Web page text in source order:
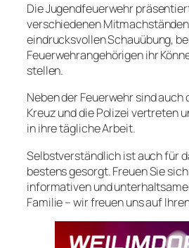
Die Jugendfeuerwehr
verschiedenen
eindrucksvollen Schauübung,
Feuerwehrangehörigen ihr
stellen.
Neben der Feuerwehr sind auch
Kreuz und die Polizei vertreten
in ihre tägliche Arbeit.
Selbstverständlich ist auch für
bestens gesorgt. Freuen Sie
informativen und
Familie – wir freuen uns auf